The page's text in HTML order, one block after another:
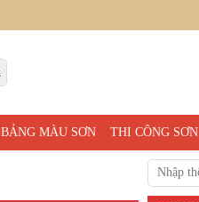
BẢNG MÀU SƠN THI CÔNG SƠN